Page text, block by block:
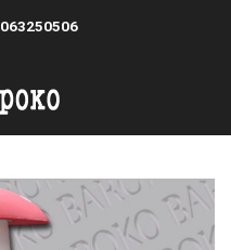
063250506